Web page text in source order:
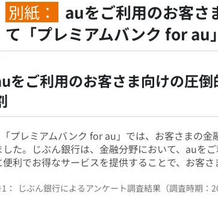
別紙：
auをご利用のお客さ
て「プレミアムバンク for au
をご利用のお客さま向けの圧
「プレミアムバンク for au」では、お客さまの
した。じぶん銀行は、金融分野において、auを
便利でお得なサービスを提供することで、お客
： じぶん銀行によるアンケート調査結果（調査時期：